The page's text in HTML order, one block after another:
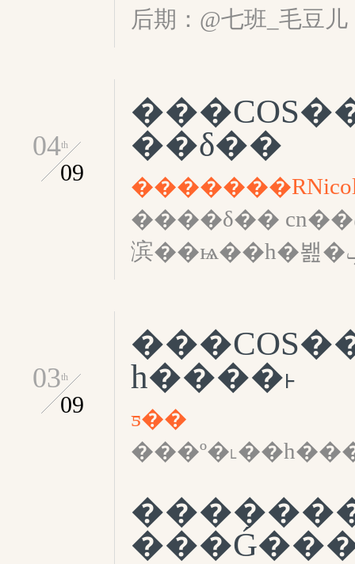
后期：@七班_毛豆儿
��δ��
04th
09
����δ��
һ����˫
ƽ��
03th
09